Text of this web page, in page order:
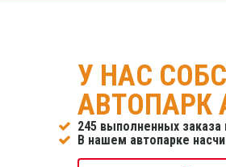
У НАС
АВТОПАРК
245 выполненных заказа
В нашем автопарке